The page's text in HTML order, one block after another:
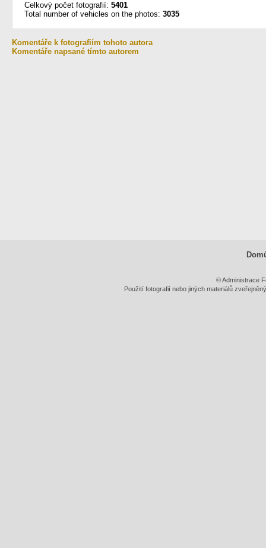
Celkový počet fotografií: 5401
Total number of vehicles on the photos: 3035
Komentáře k fotografiím tohoto autora
Komentáře napsané tímto autorem
© Administrace
Použití fotografií nebo jiných materiálů